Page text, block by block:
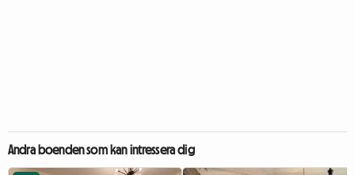
Andra boenden som kan intressera dig